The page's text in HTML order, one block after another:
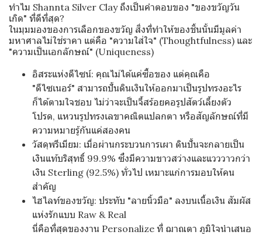
ทำไม Shannta Silver Clay ถึงเป็นคำตอบของ "ของขวัญวัน
เกิด" ที่ดีที่สุด?
ในมุมมองของการเลือกของขวัญ สิ่งที่ทำให้ของชิ้นนั้นมีมูลค่า
มหาศาลไม่ใช่ราคา แต่คือ "ความใส่ใจ" (Thoughtfulness) และ
"ความเป็นเอกลักษณ์" (Uniqueness)
อิสระแห่งดีไซน์: คุณไม่ได้แค่ซื้อของ แต่คุณคือ
"ดีไซเนอร์" สามารถปั้นดินเงินให้ออกมาเป็นรูปทรงอะไร
ก็ได้ตามใจชอบ ไม่ว่าจะเป็นจี้สร้อยคอรูปสัตว์เลี้ยงตัว
โปรด, แหวนรูปทรงเลขาคณิตแปลกตา หรือสัญลักษณ์ที่มี
ความหมายรู้กันแค่สองคน
วัสดุพรีเมียม: เมื่อผ่านกระบวนการเผา ดินปั้นจะกลายเป็น
เงินแท้บริสุทธิ์ 99.9% ซึ่งมีความขาวสว่างและแวววาวกว่า
เงิน Sterling (92.5%) ทั่วไป เหมาะแก่การมอบให้คน
สำคัญ
ไฮไลท์ของขวัญ: ประทับ "ลายนิ้วมือ" ลงบนเนื้อเงิน สัมผัส
แห่งรักแบบ Raw & Real
นี่คือที่สุดของงาน Personalize ที่ ฌาณตา ภูมิใจนำเสนอ